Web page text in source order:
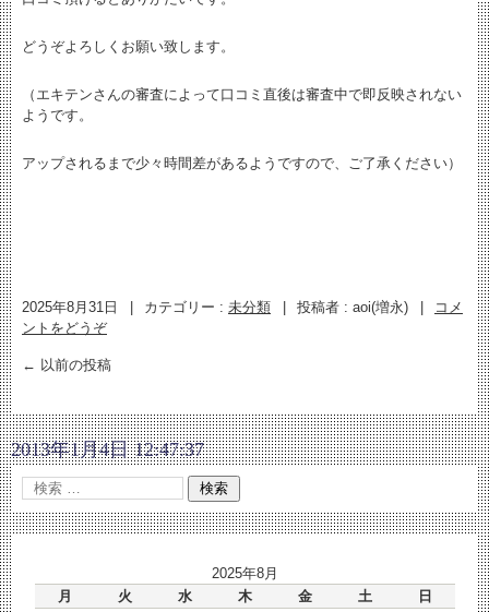
どうぞよろしくお願い致します。
（エキテンさんの審査によって口コミ直後は審査中で即反映されない
ようです。
アップされるまで少々時間差があるようですので、ご了承ください）
2025年8月31日 カテゴリー : 未分類 投稿者 : aoi(増永)
コメ
ントをどうぞ
← 以前の投稿
2013年1月4日 12:47:37
2025年8月
月
火 水 木 金 土
日